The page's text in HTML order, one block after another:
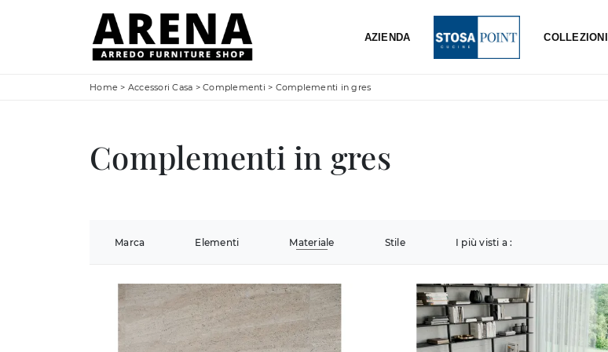
AZIENDA COLLEZIONI
Home > Accessori Casa > Complementi > Complementi in gres
Complementi in gres
Marca Elementi Materiale Stile I più visti a :